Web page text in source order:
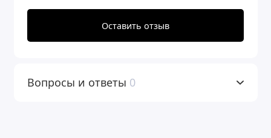
Оставить отзыв
Вопросы и ответы 0